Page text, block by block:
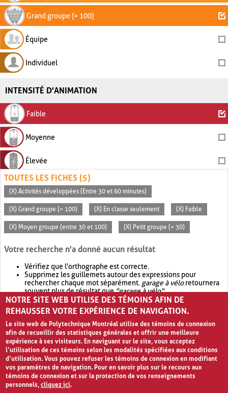
Grand groupe (> 100)
Équipe
Individuel
INTENSITÉ D'ANIMATION
Faible
Moyenne
Élevée
TOUTES LES FICHES (5)
(X) Activités développées (Entre 30 et 60 minutes)
(X) Grand groupe (> 100) (X) En classe seulement (X) Faible
(X) Moyen groupe (entre 30 et 100) (X) Petit groupe (< 30)
Votre recherche n'a donné aucun résultat
Vérifiez que l'orthographe est correcte.
Supprimez les guillemets autour des expressions pour
rechercher chaque mot séparément. garage à véloretournera
souvent plus de résultat que"garage à vélo".
Envisagez d'élargir votre recherche avec OR.garage OR vélo
retournera souvent plus de résultat quegarage à vélo
NOTRE SITE WEB UTILISE DES TÉMOINS AFIN DE
REHAUSSER VOTRE EXPÉRIENCE DE NAVIGATION.
Le site web de Polytechnique Montréal utilise des témoins de connexion
afin de recueillir des statistiques générales et offrir une meilleure
expérience à ses visiteurs. En naviguant sur le site, vous acceptez
l’utilisation de ces témoins selon les modalités spécifiées aux conditions
d’utilisation. Vous pouvez refuser les témoins de connexion en modifiant
vos paramètres de navigation. Pour en savoir plus sur le recours aux
témoins de connexion et sur la protection de vos renseignements
personnels,cliquez ici.